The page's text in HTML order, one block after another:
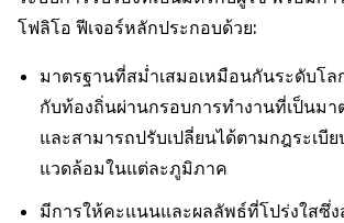
โฟลิโอ ฟีเจอร์หลักประกอบด้วย:
มาตรฐานที่สม่ำเสมอเหมือนกันระดับโ
กับท้องถิ่นผ่านกรอบการทำงานที่เป็นมา
และสามารถปรับเปลี่ยนได้ตามกฎระเบี
แวดล้อมในแต่ละภูมิภาค
มีการให้คะแนนและผลลัพธ์ที่โปร่งใสซึ่